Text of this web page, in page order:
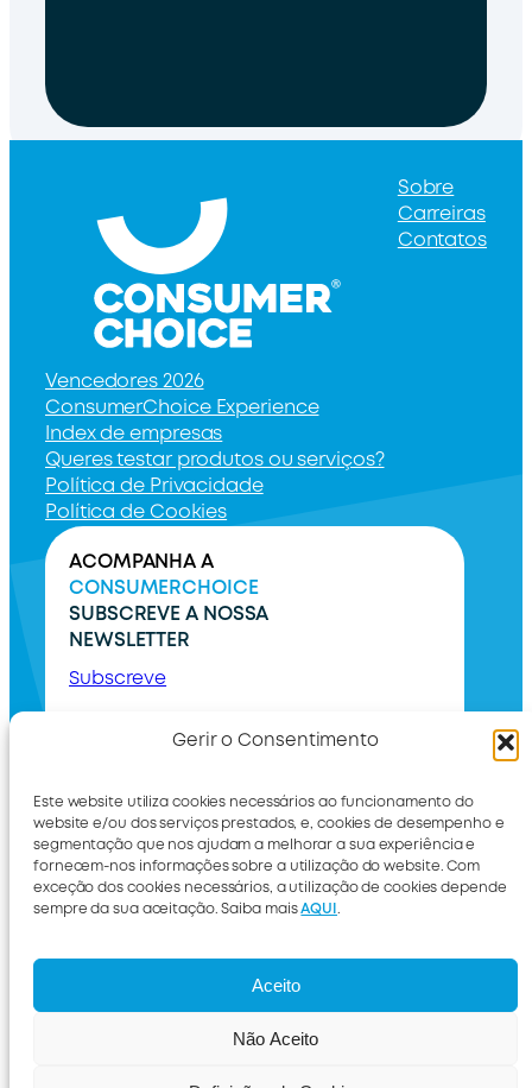
Gerir o Consentimento
Este website utiliza cookies necessários ao funcionamento do
website e/ou dos serviços prestados, e, cookies de desempenho e
segmentação que nos ajudam a melhorar a sua experiência e
fornecem-nos informações sobre a utilização do website. Com
exceção dos cookies necessários, a utilização de cookies depende
sempre da sua aceitação. Saiba maisAQUI
Aceito
Não Aceito
Sobre
Carreiras
Contatos
Vencedores 2026
ConsumerChoice Experience
Index de empresas
Queres testar produtos ou serviços?
Política de Privacidade
Política de Cookies
ACOMPANHA A
CONSUMERCHOICE
SUBSCREVE A NOSSA
NEWSLETTER
Subscreve
ConsumerChoice 2026 © Todos os direitos